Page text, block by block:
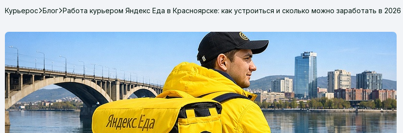
Курьерос Блог Работа курьером Яндекс Еда в Красноярске: как устроиться и сколько можно заработать в 2026